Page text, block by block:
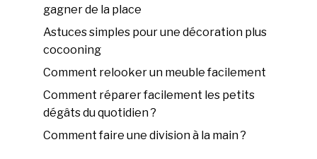
gagner de la place
Astuces simples pour une décoration plus
cocooning
Comment relooker un meuble facilement
Comment réparer facilement les petits
dégâts du quotidien ?
Comment faire une division à la main ?